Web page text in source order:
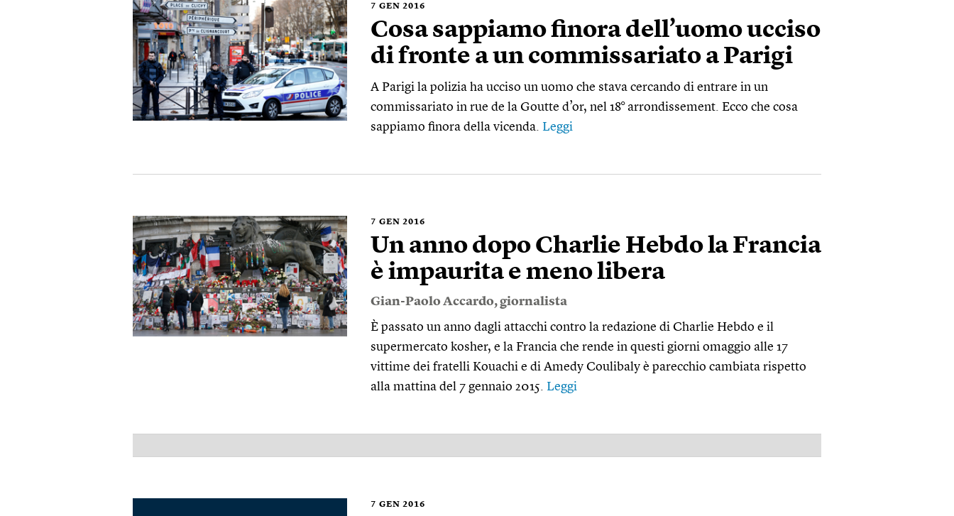
7 GEN 2016
Cosa sappiamo finora dell’uomo ucciso
di fronte a un commissariato a Parigi
A Parigi la polizia ha ucciso un uomo che stava cercando di entrare in un
commissariato in rue de la Goutte d’or, nel 18° arrondissement. Ecco che cosa
sappiamo finora della vicenda. Leggi
7 GEN 2016
Un anno dopo Charlie Hebdo la Francia
è impaurita e meno libera
Gian-Paolo Accardo, giornalista
È passato un anno dagli attacchi contro la redazione di Charlie Hebdo e il
supermercato kosher, e la Francia che rende in questi giorni omaggio alle 17
vittime dei fratelli Kouachi e di Amedy Coulibaly è parecchio cambiata rispetto
alla mattina del 7 gennaio 2015. Leggi
7 GEN 2016